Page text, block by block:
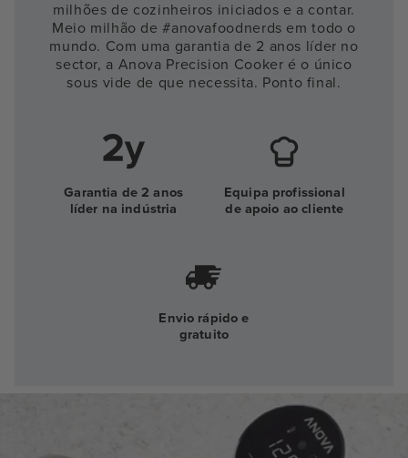
milhões de cozinheiros iniciados e a contar.
Meio milhão de #anovafoodnerds em todo o
mundo. Com uma garantia de 2 anos líder no
sector, a Anova Precision Cooker é o único
sous vide de que necessita. Ponto final.
Garantia de 2 anos
líder na indústria
Equipa profissional
de apoio ao cliente
Envio rápido e
gratuito